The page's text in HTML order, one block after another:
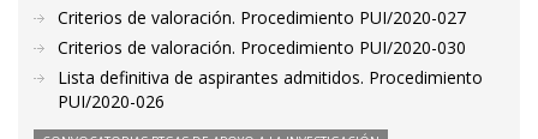
Criterios de valoración. Procedimiento PUI/2020-027
Criterios de valoración. Procedimiento PUI/2020-030
Lista definitiva de aspirantes admitidos. Procedimiento
PUI/2020-026